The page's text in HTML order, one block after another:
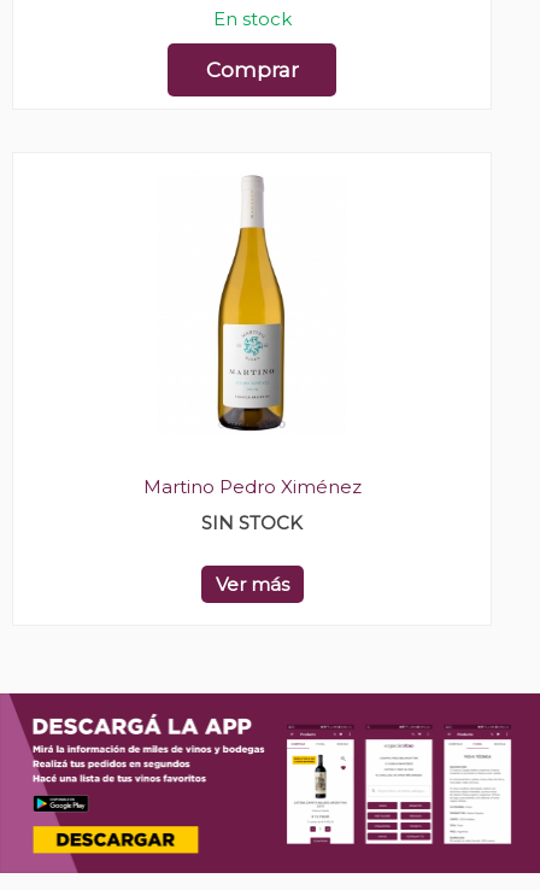
En stock
Comprar
Martino Pedro Ximénez
SIN STOCK
Ver más